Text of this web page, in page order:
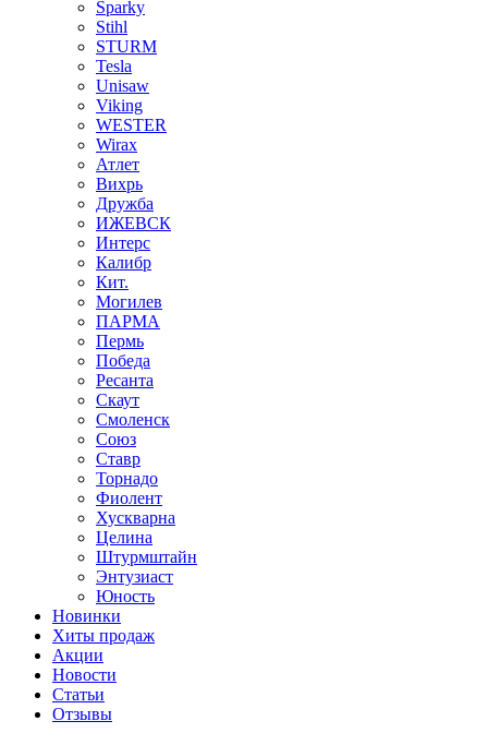
Sparky
Stihl
STURM
Tesla
Unisaw
Viking
WESTER
Wirax
Атлет
Вихрь
Дружба
ИЖЕВСК
Интерс
Калибр
Кит.
Могилев
ПАРМА
Пермь
Победа
Ресанта
Скаут
Смоленск
Союз
Ставр
Торнадо
Фиолент
Хускварна
Целина
Штурмштайн
Энтузиаст
Юность
Новинки
Хиты продаж
Акции
Новости
Статьи
Отзывы